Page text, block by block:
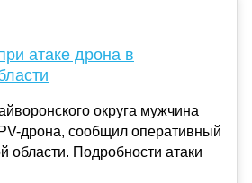
атаке дрона в
округа мужчина
дрона, сообщил оперативный
области. Подробности атаки